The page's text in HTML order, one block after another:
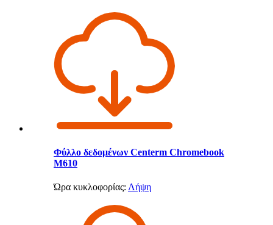
Φύλλο δεδομένων Centerm Chromebook
M610
Ώρα κυκλοφορίας: Λήψη